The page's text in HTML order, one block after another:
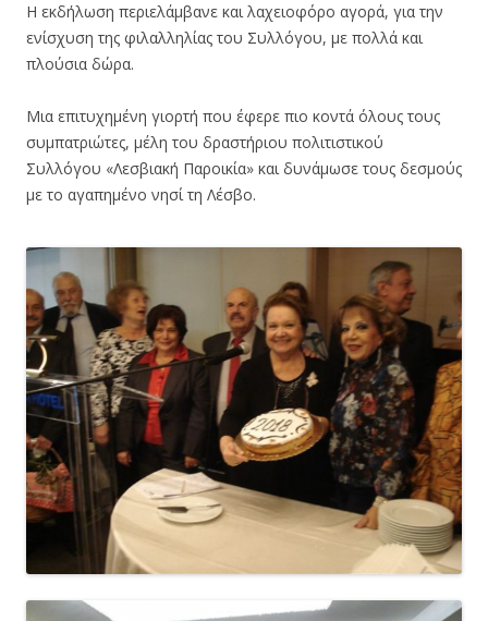
Η εκδήλωση περιελάμβανε και λαχειοφόρο αγορά, για την
ενίσχυση της φιλαλληλίας του Συλλόγου, με πολλά και
πλούσια δώρα.
Μια επιτυχημένη γιορτή που έφερε πιο κοντά όλους τους
συμπατριώτες, μέλη του δραστήριου πολιτιστικού
Συλλόγου «Λεσβιακή Παροικία» και δυνάμωσε τους δεσμούς
με το αγαπημένο νησί τη Λέσβο.